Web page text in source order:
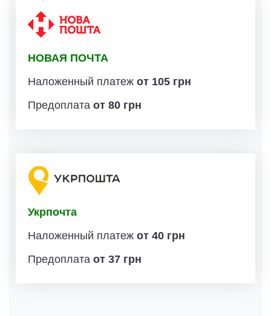
НОВАЯ ПОЧТА
Наложенный платеж от 105 грн
Предоплата от 80 грн
Укрпочта
Наложенный платеж от 40 грн
Предоплата от 37 грн